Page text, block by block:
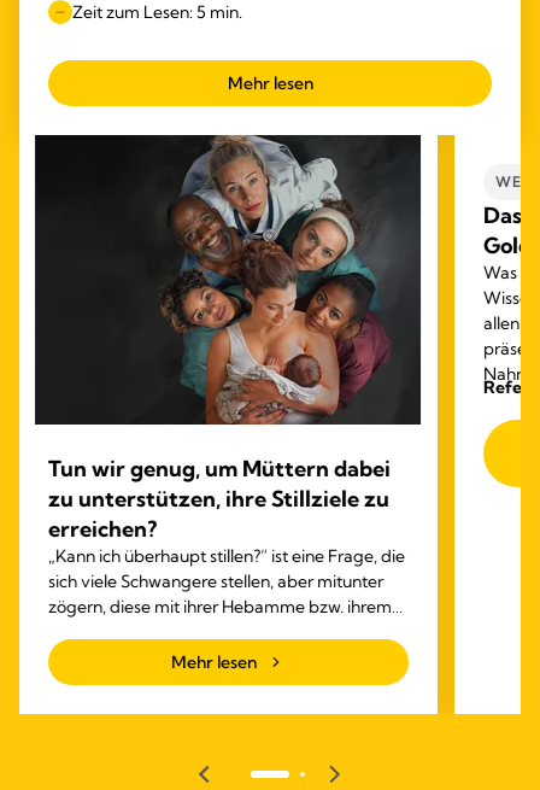
Zeit zum Lesen: 5 min.
Mehr lesen
Tun wir genug, um Müttern dabei
zu unterstützen, ihre Stillziele zu
erreichen?
„Kann ich überhaupt stillen?“ ist eine Frage, die
sich viele Schwangere stellen, aber mitunter
zögern, diese mit ihrer Hebamme bzw. ihrem
Mehr lesen
Das
Gold
Was
allen